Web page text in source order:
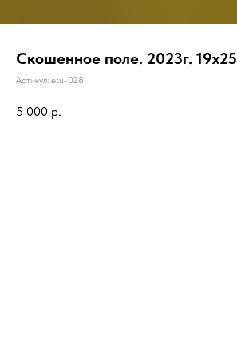
Скошенное поле. 2023г. 19х25
Артикул: etu-028
5 000 р.